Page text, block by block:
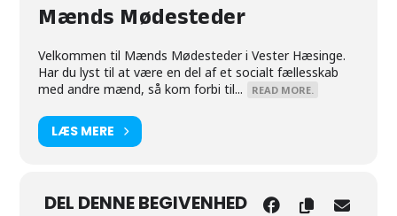
Mænds Mødesteder
Velkommen til Mænds Mødesteder i Vester Hæsinge.
Har du lyst til at være en del af et socialt fællesskab
med andre mænd, så kom forbi til...
READ MORE.
LÆS MERE
DEL DENNE BEGIVENHED